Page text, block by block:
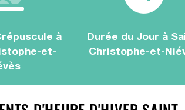
à
et-
Durée du Jour à
Christophe-et-